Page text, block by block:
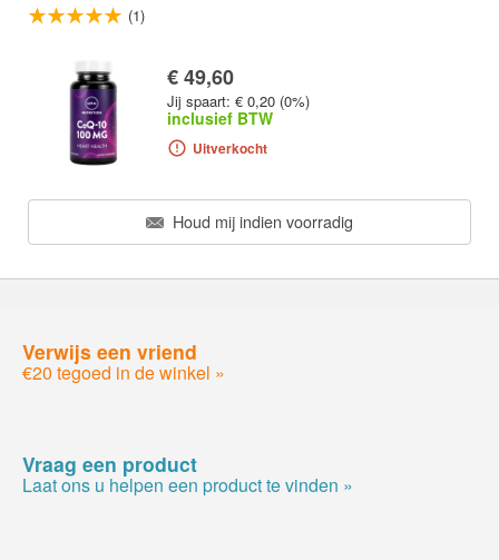
(1)
€ 49,60
Jij spaart: € 0,20 (0%)
inclusief BTW
Uitverkocht
Houd mij indien voorradig
Verwijs een vriend
€20 tegoed in de winkel »
Vraag een product
Laat ons u helpen een product te vinden »